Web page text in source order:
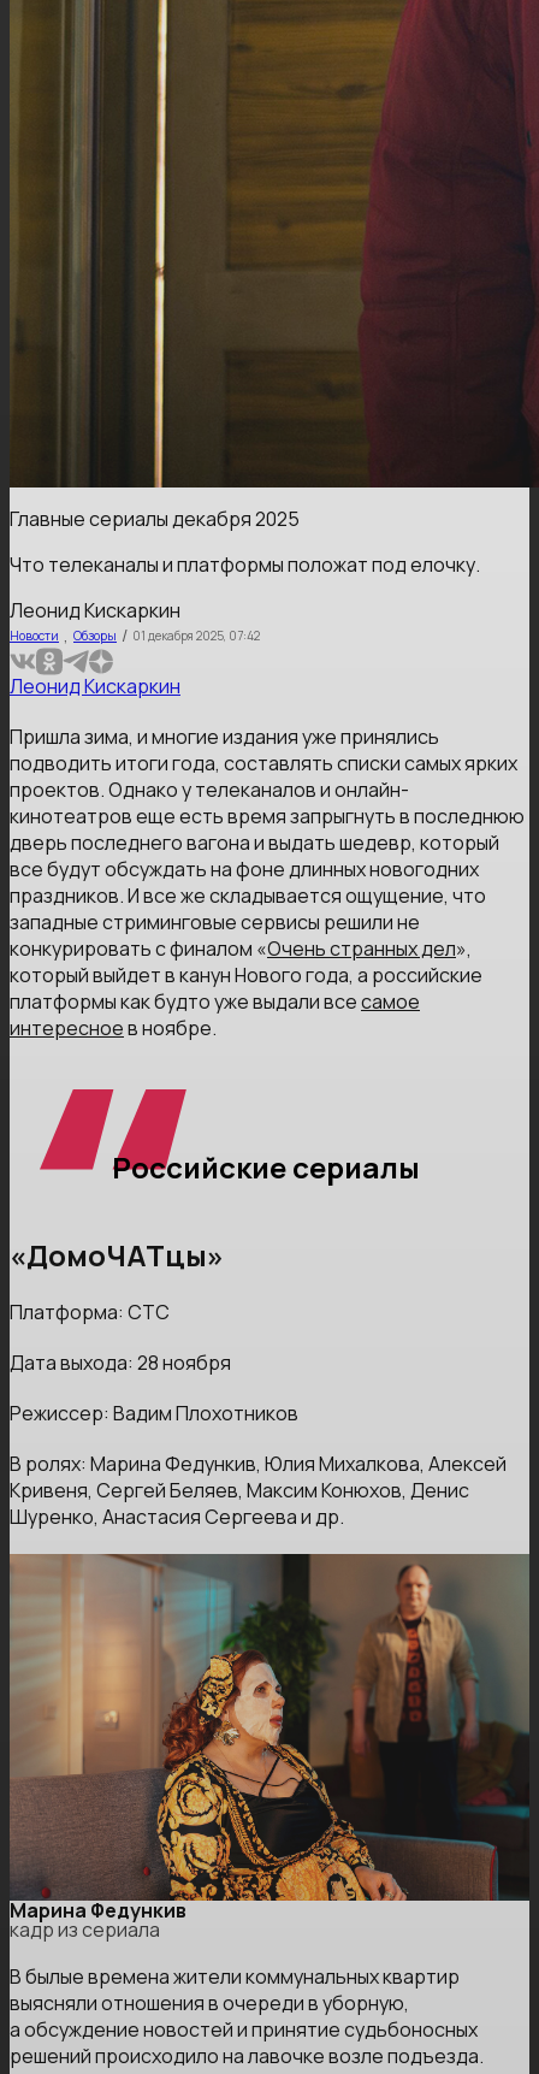
Главные сериалы декабря 2025
Что телеканалы и платформы положат под елочку.
Леонид Кискаркин
Новости , Обзоры / 01 декабря 2025, 07:42
Леонид Кискаркин
Пришла зима, и многие издания уже принялись
подводить итоги года, составлять списки самых ярких
проектов. Однако у телеканалов и онлайн-
кинотеатров еще есть время запрыгнуть в последнюю
дверь последнего вагона и выдать шедевр, который
все будут обсуждать на фоне длинных новогодних
праздников. И все же складывается ощущение, что
западные стриминговые сервисы решили не
конкурировать с финалом «Очень странных дел»,
который выйдет в канун Нового года, а российские
платформы как будто уже выдали всесамое
интересноев ноябре.
Российские сериалы
«ДомоЧАТцы»
Платформа: СТС
Дата выхода: 28 ноября
Режиссер: Вадим Плохотников
В ролях: Марина Федункив, Юлия Михалкова, Алексей
Кривеня, Сергей Беляев, Максим Конюхов, Денис
Шуренко, Анастасия Сергеева и др.
Марина Федункив
кадр из сериала
В былые времена жители коммунальных квартир
выясняли отношения в очереди в уборную,
а обсуждение новостей и принятие судьбоносных
решений происходило на лавочке возле подъезда.